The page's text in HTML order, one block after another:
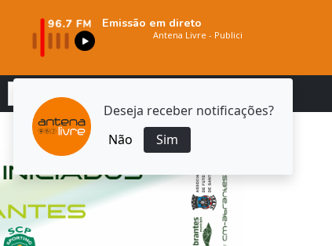
Deseja receber notificações?
Não
Sim
Emissão em direto